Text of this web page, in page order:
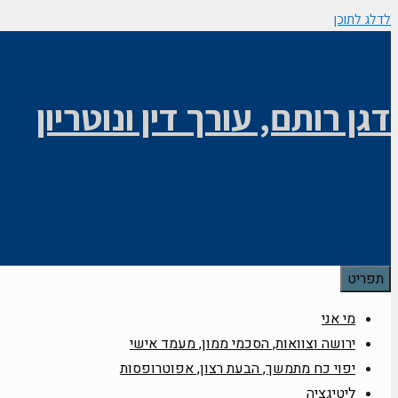
לדלג לתוכן
דגן רותם, עורך דין ונוטריון
תפריט
מי אני
ירושה וצוואות, הסכמי ממון, מעמד אישי
יפוי כח מתמשך, הבעת רצון, אפוטרופסות